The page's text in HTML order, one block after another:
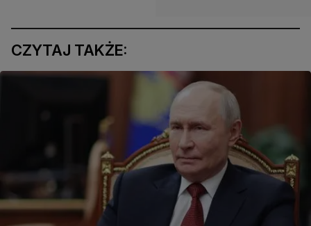
CZYTAJ TAKŻE: